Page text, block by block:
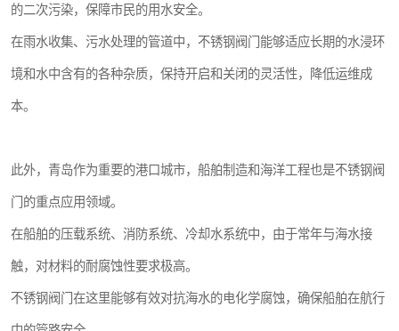
的二次污染，保障市民的用水安全。
在雨水收集、污水处理的管道中，不锈钢阀门能够适应长期的水浸环
境和水中含有的各种杂质，保持开启和关闭的灵活性，降低运维成
本。
此外，青岛作为重要的港口城市，船舶制造和海洋工程也是不锈钢阀
门的重点应用领域。
在船舶的压载系统、消防系统、冷却水系统中，由于常年与海水接
触，对材料的耐腐蚀性要求极高。
不锈钢阀门在这里能够有效对抗海水的电化学腐蚀，确保船舶在航行